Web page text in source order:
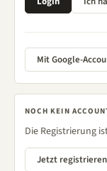
Mit Google-
NOCH KEIN
Die Registrierung
Jetzt registrieren